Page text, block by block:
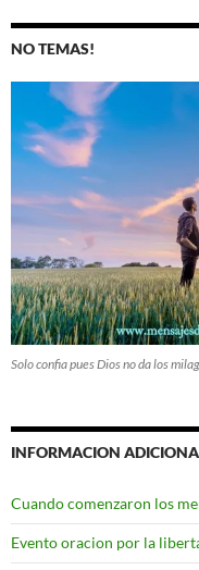
NO TEMAS!
Solo confia pues Dios no da los
INFORMACION
Cuando comenzaron los
Evento oracion por la